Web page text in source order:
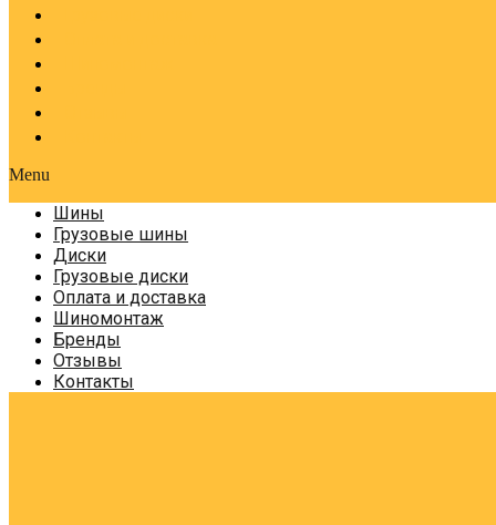
Menu
Шины
Грузовые шины
Диски
Грузовые диски
Оплата и доставка
Шиномонтаж
Бренды
Отзывы
Контакты